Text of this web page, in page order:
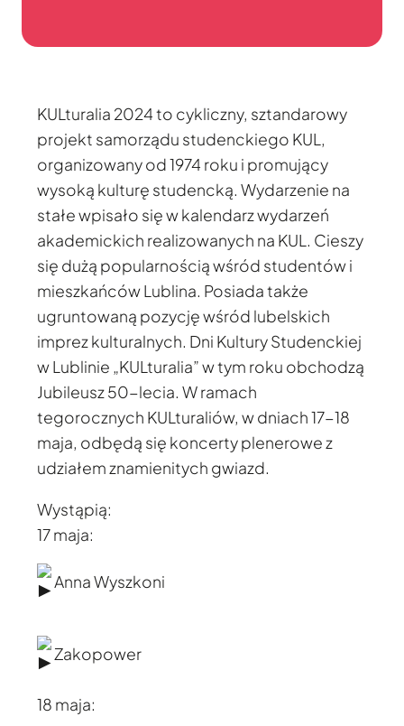
KULturalia 2024 to cykliczny, sztandarowy
projekt samorządu studenckiego KUL,
organizowany od 1974 roku i promujący
wysoką kulturę studencką. Wydarzenie na
stałe wpisało się w kalendarz wydarzeń
akademickich realizowanych na KUL. Cieszy
się dużą popularnością wśród studentów i
mieszkańców Lublina. Posiada także
ugruntowaną pozycję wśród lubelskich
imprez kulturalnych. Dni Kultury Studenckiej
w Lublinie „KULturalia” w tym roku obchodzą
Jubileusz 50-lecia. W ramach
tegorocznych KULturaliów, w dniach 17-18
maja, odbędą się koncerty plenerowe z
udziałem znamienitych gwiazd.
Wystąpią:
17 maja:
Anna Wyszkoni
Zakopower
18 maja: